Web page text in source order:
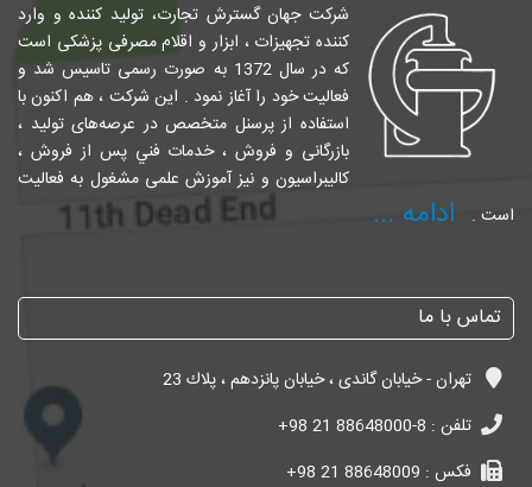
شرکت جهان گسترش تجارت، تولید کننده و وارد
کننده تجهیزات ، ابزار و اقلام مصرفی پزشکی است
که در سال 1372 به صورت رسمی تاسیس شد و
فعالیت خود را آغاز نمود . این شرکت ، هم اکنون با
استفاده از پرسنل متخصص در عرصه‌های تولید ،
بازرگانی و فروش ، خدمات فني پس از فروش ،
کالیبراسیون و نیز آموزش علمی مشغول به فعالیت
است .
ادامه ...
تماس با ما
تهران - خیابان گاندی ، خیابان پانزدهم ، پلاك 23
تلفن : +98 21 88648000-8
فکس : +98 21 88648009